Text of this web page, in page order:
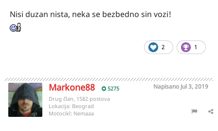
Nisi duzan nista, neka se bezbedno sin vozi!
2 1
Markone88 5275 Napisano Jul 3, 2019
Drug član, 1582 postova
Lokacija: Beograd
Motocikl: Nemaaa